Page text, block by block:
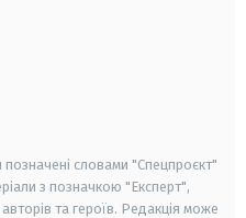
позначені словами "Спецпроєкт"
з позначкою "Експерт",
та героїв. Редакція може